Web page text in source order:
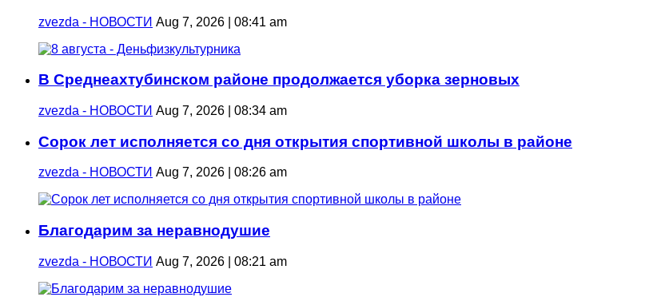
zvezda - НОВОСТИ Aug 7, 2026 | 08:41 am
В Среднеахтубинском районе продолжается уборка зерновых
zvezda - НОВОСТИ Aug 7, 2026 | 08:34 am
Сорок лет исполняется со дня открытия спортивной школы в районе
zvezda - НОВОСТИ Aug 7, 2026 | 08:26 am
Благодарим за неравнодушие
zvezda - НОВОСТИ Aug 7, 2026 | 08:21 am